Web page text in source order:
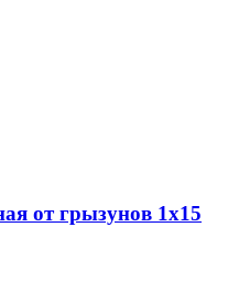
от грызунов 1х15